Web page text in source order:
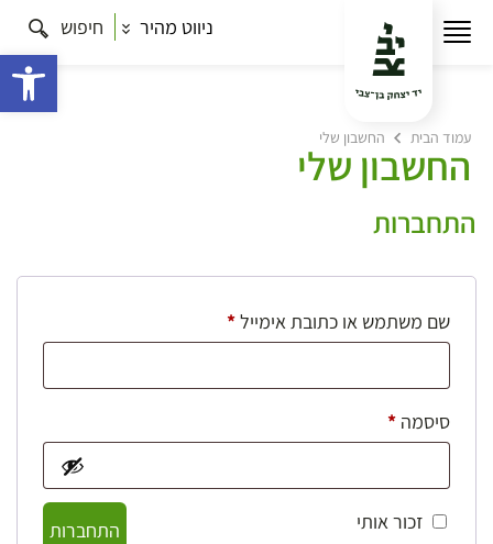
ניווט מהיר חיפוש
עמוד הבית החשבון שלי
החשבון שלי
התחברות
שם משתמש או כתובת אימייל*חובה
סיסמה *חובה
זכור אותי
התחברות